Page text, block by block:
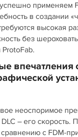
применяем
в создании
высокая
без
впечатления
неоспоримое
– его скорость.
с